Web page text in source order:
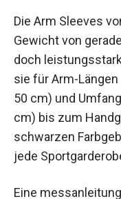
Details
Die Arm Sleeves
Gewicht von
doch
sie für Arm-
(44-50 cm) und
(29-36 cm) bis
ihrer schwarzen
nahtlos in jede